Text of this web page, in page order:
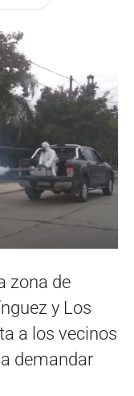
zona de
y Los
a los vecinos
demandar